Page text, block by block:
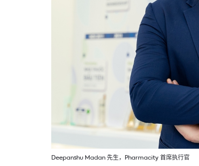
Deepanshu Madan 先生，Pharmacity 首席执行官